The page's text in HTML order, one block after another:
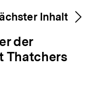
Inhalt
der
Thatchers